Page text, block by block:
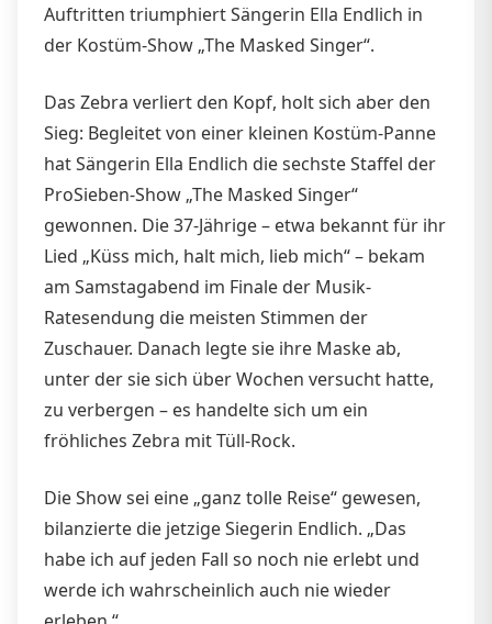
Auftritten triumphiert Sängerin Ella Endlich in
der Kostüm-Show „The Masked Singer“.
Das Zebra verliert den Kopf, holt sich aber den
Sieg: Begleitet von einer kleinen Kostüm-Panne
hat Sängerin Ella Endlich die sechste Staffel der
ProSieben-Show „The Masked Singer“
gewonnen. Die 37-Jährige – etwa bekannt für ihr
Lied „Küss mich, halt mich, lieb mich“ – bekam
am Samstagabend im Finale der Musik-
Ratesendung die meisten Stimmen der
Zuschauer. Danach legte sie ihre Maske ab,
unter der sie sich über Wochen versucht hatte,
zu verbergen – es handelte sich um ein
fröhliches Zebra mit Tüll-Rock.
Die Show sei eine „ganz tolle Reise“ gewesen,
bilanzierte die jetzige Siegerin Endlich. „Das
habe ich auf jeden Fall so noch nie erlebt und
werde ich wahrscheinlich auch nie wieder